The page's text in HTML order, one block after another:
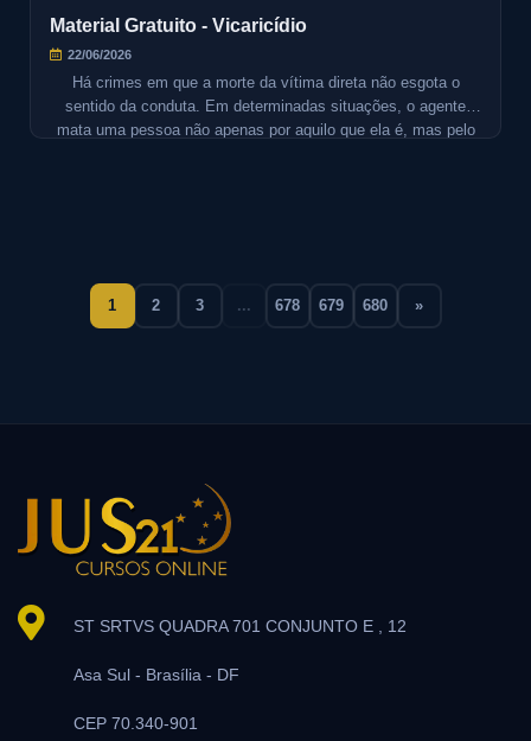
Material Gratuito - Vicaricídio
22/06/2026
Há crimes em que a morte da vítima direta não esgota o
sentido da conduta. Em determinadas situações, o agente
mata uma pessoa não apenas por aquilo que ela é, mas pelo
1 2 3 ... 678 679 680 »
ST SRTVS QUADRA 701 CONJUNTO E , 12
Asa Sul - Brasília - DF
CEP 70.340-901